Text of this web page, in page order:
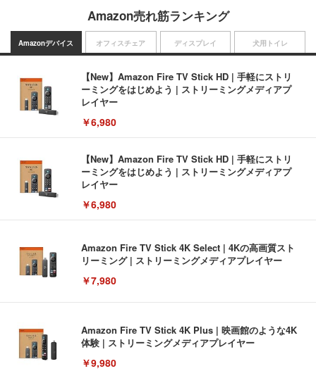
Amazon売れ筋ランキング
Amazonデバイス
【New】Amazon Fire TV Stick HD | 手軽にストリ
ーミングをはじめよう | ストリーミングメディアプ
レイヤー
￥6,980
【New】Amazon Fire TV Stick HD | 手軽にストリ
ーミングをはじめよう | ストリーミングメディアプ
レイヤー
￥6,980
Amazon Fire TV Stick 4K Select | 4Kの高画質スト
リーミング | ストリーミングメディアプレイヤー
￥7,980
Amazon Fire TV Stick 4K Plus | 映画館のような4K
体験 | ストリーミングメディアプレイヤー
￥9,980
オフィスチェア ディスプレイ 犬用トイレ